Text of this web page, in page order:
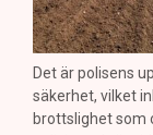
Det är polisens
säkerhet, vilket
brottslighet som